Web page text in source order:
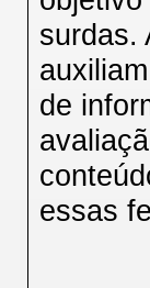
surdas.
de
essas